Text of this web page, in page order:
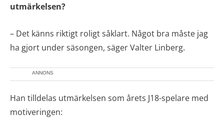
utmärkelsen?
– Det känns riktigt roligt såklart. Något bra måste jag
ha gjort under säsongen, säger Valter Linberg.
ANNONS
Han tilldelas utmärkelsen som årets J18-spelare med
motiveringen: